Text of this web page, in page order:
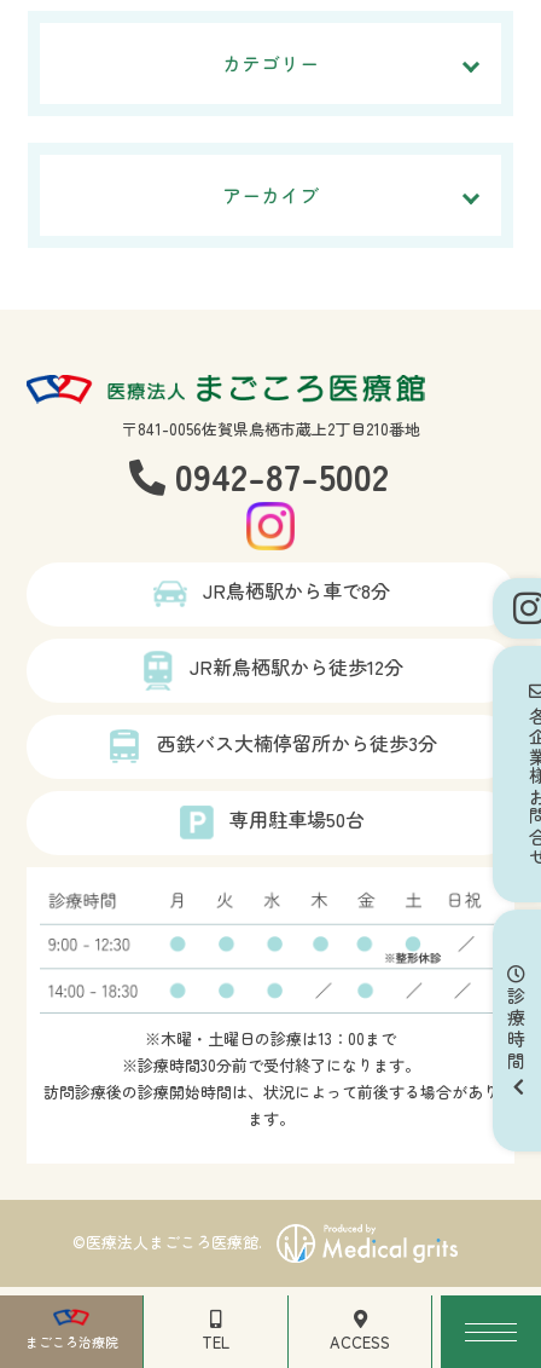
各企
診療時間
カテゴリー
アーカイブ
〒841-0056佐賀県鳥栖市蔵上2丁目210番地
0942-87-5002
JR鳥栖駅から車で8分
JR新鳥栖駅から徒歩12分
西鉄バス大楠停留所から徒歩3分
専用駐車場50台
※木曜・土曜日の診療は13：00まで
※診療時間30分前で受付終了になります。
訪問診療後の診療開始時間は、状況によって前後する場合があり
ます。
©医療法人まごころ医療館.
まごころ治療院 TEL ACCESS